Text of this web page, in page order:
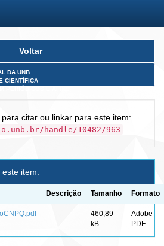
Voltar
DA UNB
CIENTÍFICA
citar ou linkar para este item:
handle/10482/963
item:
Descrição Tamanho Formato
460,89
kB
Adobe
PDF